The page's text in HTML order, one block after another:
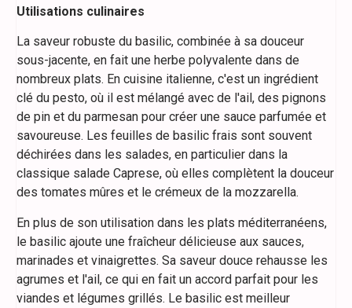
Utilisations culinaires
La saveur robuste du basilic, combinée à sa douceur
sous-jacente, en fait une herbe polyvalente dans de
nombreux plats. En cuisine italienne, c'est un ingrédient
clé du pesto, où il est mélangé avec de l'ail, des pignons
de pin et du parmesan pour créer une sauce parfumée et
savoureuse. Les feuilles de basilic frais sont souvent
déchirées dans les salades, en particulier dans la
classique salade Caprese, où elles complètent la douceur
des tomates mûres et le crémeux de la mozzarella.
En plus de son utilisation dans les plats méditerranéens,
le basilic ajoute une fraîcheur délicieuse aux sauces,
marinades et vinaigrettes. Sa saveur douce rehausse les
agrumes et l'ail, ce qui en fait un accord parfait pour les
viandes et légumes grillés. Le basilic est meilleur